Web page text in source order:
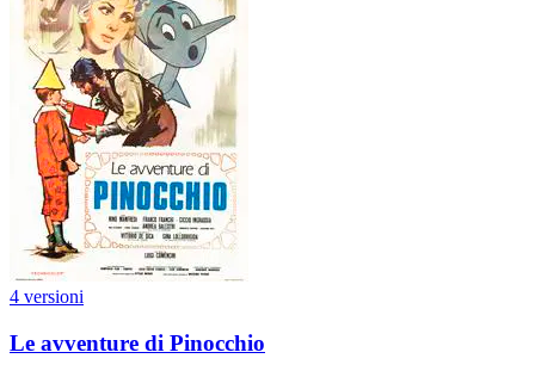
4 versioni
Le avventure di Pinocchio